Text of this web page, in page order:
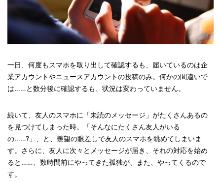
一日、何度もスマホを取り出して確認するも、届いているのは企
業アカウントやニュースアカウントの投稿のみ。何かの間違いで
は……と数分後に確認するも、状況は変わっていません。
続いて、友人のスマホに「未読のメッセージ」がたくさんあるの
を見つけてしまった時。「そんなにたくさん友人がいる
の……?」、と、羨望の眼差しで友人のスマホを眺めてしまいま
す。さらに、友人に次々とメッセージが届き、それの対応を始め
ると……、数時間前にやってきた孤独が、また、やってくるので
す。